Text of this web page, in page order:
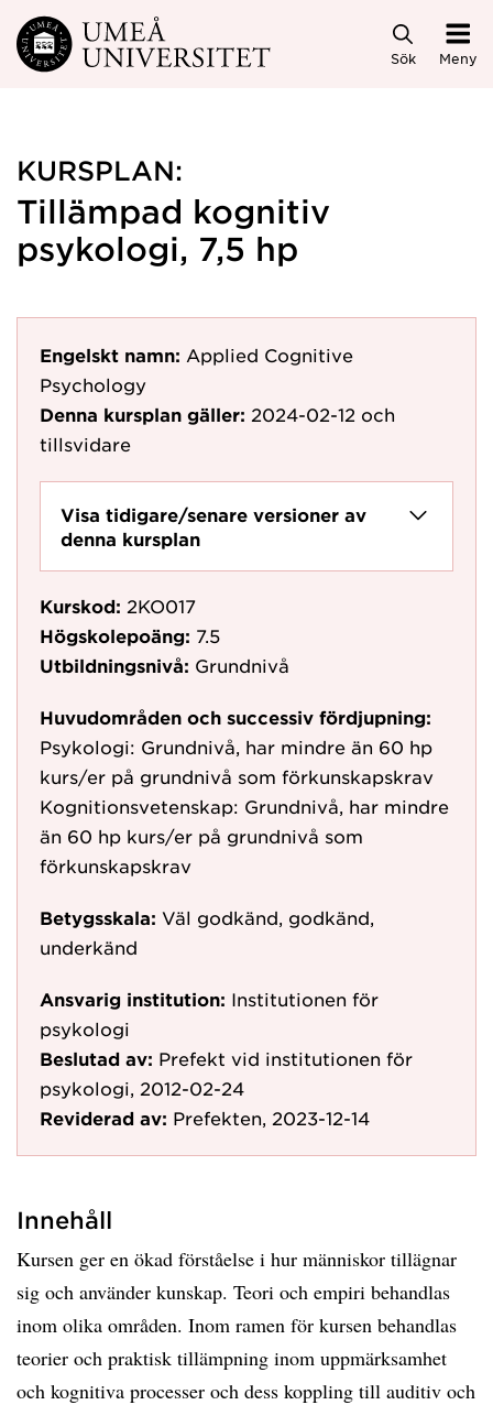
Hoppa direkt till innehållet
Sök Meny
KURSPLAN:
Tillämpad kognitiv
psykologi, 7,5 hp
Engelskt namn: Applied Cognitive
Psychology
Denna kursplan gäller: 2024-02-12 och
tillsvidare
Visa tidigare/senare versioner av
denna kursplan
Kurskod: 2KO017
Högskolepoäng: 7.5
Utbildningsnivå: Grundnivå
Huvudområden och successiv fördjupning:
Psykologi: Grundnivå, har mindre än 60 hp
kurs/er på grundnivå som förkunskapskrav
Kognitionsvetenskap: Grundnivå, har mindre
än 60 hp kurs/er på grundnivå som
förkunskapskrav
Betygsskala: Väl godkänd, godkänd,
underkänd
Ansvarig institution: Institutionen för
psykologi
Beslutad av: Prefekt vid institutionen för
psykologi, 2012-02-24
Reviderad av: Prefekten, 2023-12-14
Innehåll
Kursen ger en ökad förståelse i hur människor tillägnar
sig och använder kunskap. Teori och empiri behandlas
inom olika områden. Inom ramen för kursen behandlas
teorier och praktisk tillämpning inom uppmärksamhet
och kognitiva processer och dess koppling till auditiv och